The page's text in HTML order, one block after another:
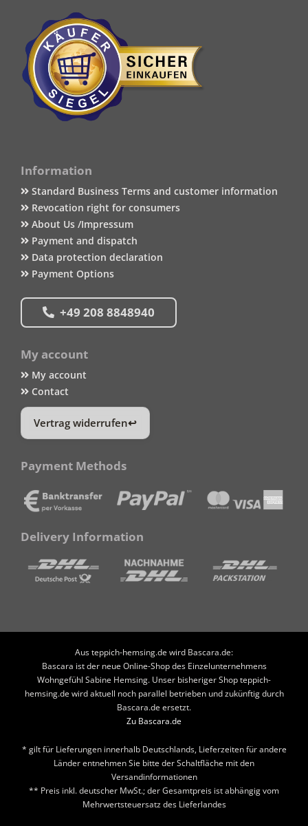
Information
Standard Business Terms and customer information
Revocation right for consumers
About Us /Impressum
Payment and dispatch
Data protection declaration
Payment Options
+49 208 8848940
My account
My account
Contact
Vertrag widerrufen
Payment Methods
Delivery Information
Aus teppich-hemsing.de wird Bascara.de:
Bascara ist der neue Online-Shop des Einzelunternehmens
Wohngefühl Sabine Hemsing. Unser bisheriger Shop teppich-
hemsing.de wird aktuell noch parallel betrieben und zukünftig durch
Bascara.de ersetzt.
Zu Bascara.de
* gilt für Lieferungen innerhalb Deutschlands, Lieferzeiten für andere
Länder entnehmen Sie bitte der Schaltfläche mit den
Versandinformationen
** Preis inkl. deutscher MwSt.; der Gesamtpreis ist abhängig vom
Mehrwertsteuersatz des Lieferlandes